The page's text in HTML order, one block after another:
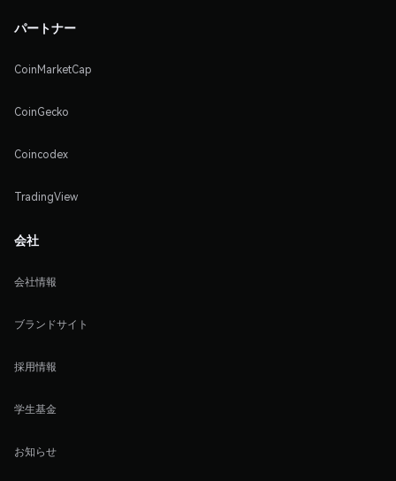
パートナー
CoinMarketCap
CoinGecko
Coincodex
TradingView
会社
会社情報
ブランドサイト
採用情報
学生基金
お知らせ